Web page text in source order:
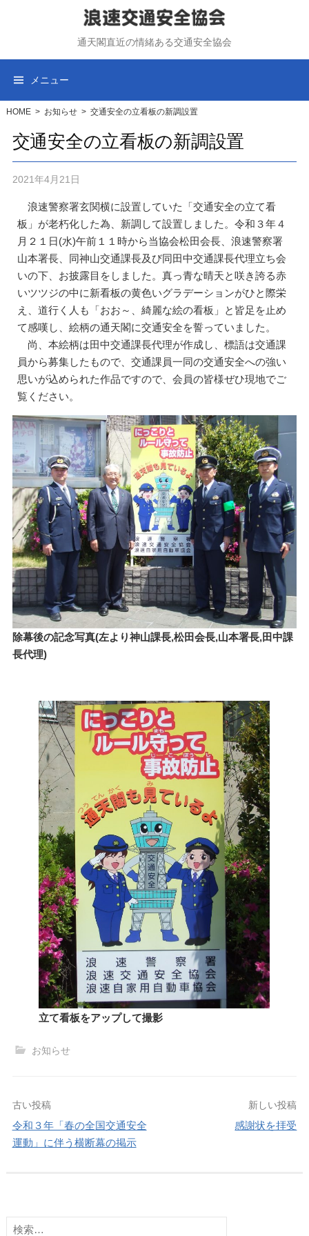
ン
ス
通天閣直近の情緒ある交通安全協会
メニュー
HOME > お知らせ > 交通安全の立看板の新調設置
交通安全の立看板の新調設置
2021年4月21日
浪速警察署玄関横に設置していた「交通安全の立て看
板」が老朽化した為、新調して設置しました。令和３年４
月２１日(水)午前１１時から当協会松田会長、浪速警察署
山本署長、同神山交通課長及び同田中交通課長代理立ち会
いの下、お披露目をしました。真っ青な晴天と咲き誇る赤
いツツジの中に新看板の黄色いグラデーションがひと際栄
え、道行く人も「おお～、綺麗な絵の看板」と皆足を止め
て感嘆し、絵柄の通天閣に交通安全を誓っていました。
尚、本絵柄は田中交通課長代理が作成し、標語は交通課
員から募集したもので、交通課員一同の交通安全への強い
思いが込められた作品ですので、会員の皆様ぜひ現地でご
覧ください。
除幕後の記念写真(左より神山課長,松田会長,山本署長,田中課
長代理)
立て看板をアップして撮影
お知らせ
投
稿
ゲ
古い投稿
令和３年「春の全国交通安全
運動」に伴う横断幕の掲示
新しい投稿
感謝状を拝受
検